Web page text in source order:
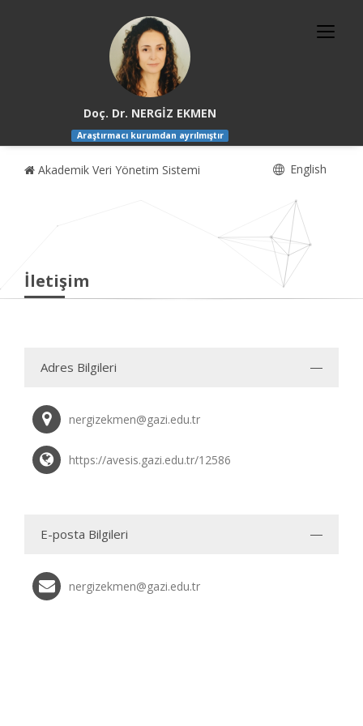
Doç. Dr. NERGİZ EKMEN
Araştırmacı kurumdan ayrılmıştır
Akademik Veri Yönetim Sistemi English
İletişim
Adres Bilgileri
nergizekmen@gazi.edu.tr
https://avesis.gazi.edu.tr/12586
E-posta Bilgileri
nergizekmen@gazi.edu.tr